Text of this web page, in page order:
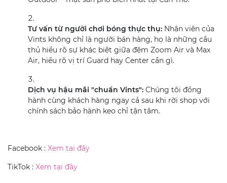
Tư vấn từ người chơi bóng thực thụ: Nhân viên của
Vints không chỉ là người bán hàng, họ là những cầu
thủ hiểu rõ sự khác biệt giữa đệm Zoom Air và Max
Air, hiểu rõ vị trí Guard hay Center cần gì.
Dịch vụ hậu mãi "chuẩn Vints": Chúng tôi đồng
hành cùng khách hàng ngay cả sau khi rời shop với
chính sách bảo hành keo chỉ tận tâm.
Facebook : Xem tại đây
TikTok : Xem tại đây